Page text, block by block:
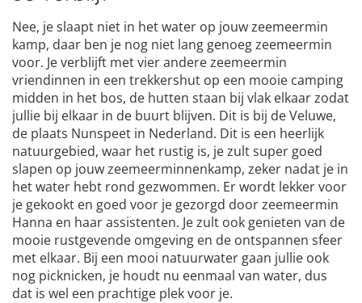
Nee, je slaapt niet in het water op jouw zeemeermin
kamp, daar ben je nog niet lang genoeg zeemeermin
voor. Je verblijft met vier andere zeemeermin
vriendinnen in een trekkershut op een mooie camping
midden in het bos, de hutten staan bij vlak elkaar zodat
jullie bij elkaar in de buurt blijven. Dit is bij de Veluwe,
de plaats Nunspeet in Nederland. Dit is een heerlijk
natuurgebied, waar het rustig is, je zult super goed
slapen op jouw zeemeerminnenkamp, zeker nadat je in
het water hebt rond gezwommen. Er wordt lekker voor
je gekookt en goed voor je gezorgd door zeemeermin
Hanna en haar assistenten. Je zult ook genieten van de
mooie rustgevende omgeving en de ontspannen sfeer
met elkaar. Bij een mooi natuurwater gaan jullie ook
nog picknicken, je houdt nu eenmaal van water, dus
dat is wel een prachtige plek voor je.